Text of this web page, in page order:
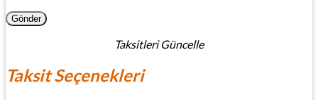
Taksitleri Güncelle
Taksit Seçenekleri